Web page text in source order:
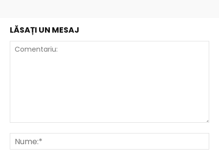
LĂSAȚI UN MESAJ